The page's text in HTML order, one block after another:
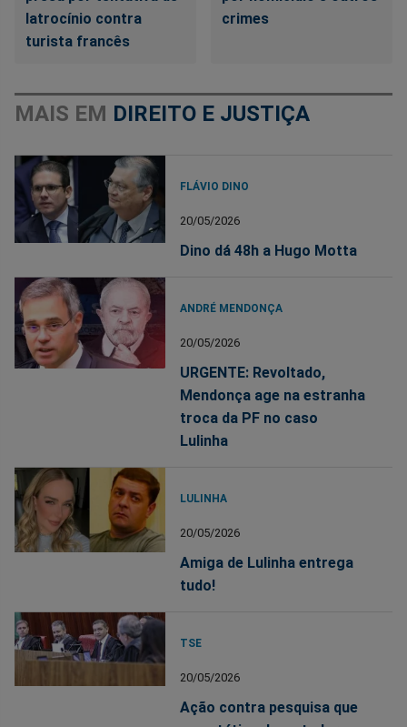
latrocínio contra
turista francês
crimes
MAIS EM DIREITO E JUSTIÇA
FLÁVIO DINO
20/05/2026
Dino dá 48h a Hugo Motta
ANDRÉ MENDONÇA
20/05/2026
URGENTE: Revoltado,
Mendonça age na estranha
troca da PF no caso
Lulinha
LULINHA
20/05/2026
Amiga de Lulinha entrega
tudo!
TSE
20/05/2026
Ação contra pesquisa que